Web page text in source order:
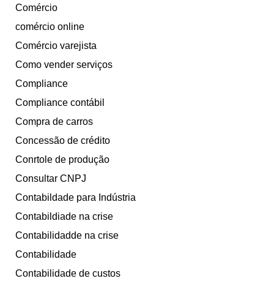
Comércio
comércio online
Comércio varejista
Como vender serviços
Compliance
Compliance contábil
Compra de carros
Concessão de crédito
Conrtole de produção
Consultar CNPJ
Contabildade para Indústria
Contabildiade na crise
Contabilidadde na crise
Contabilidade
Contabilidade de custos